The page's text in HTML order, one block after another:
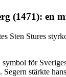
(1471): en
Sten Stures
symbol för
Segern stärkte